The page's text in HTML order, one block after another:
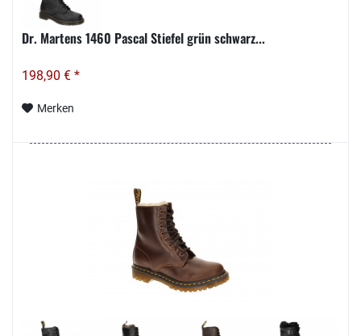
Dr. Martens 1460 Pascal Stiefel grün schwarz...
198,90 € *
Merken